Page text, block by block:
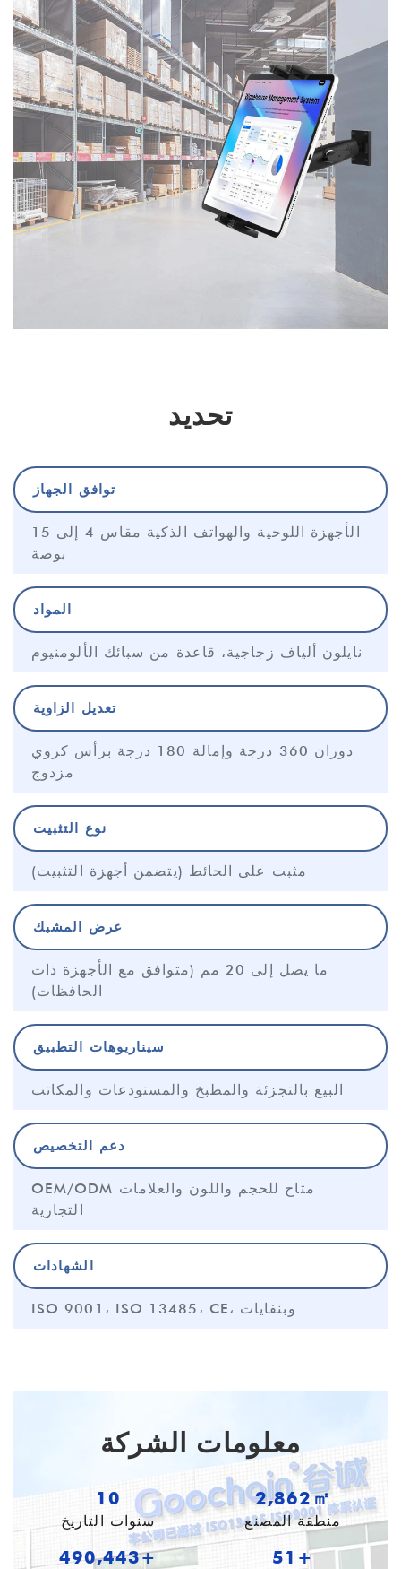
تحديد
توافق الجهاز
الأجهزة اللوحية والهواتف الذكية مقاس 4 إلى 15
بوصة
المواد
نايلون ألياف زجاجية، قاعدة من سبائك الألومنيوم
تعديل الزاوية
دوران 360 درجة وإمالة 180 درجة برأس كروي
مزدوج
نوع التثبيت
مثبت على الحائط (يتضمن أجهزة التثبيت)
عرض المشبك
ما يصل إلى 20 مم (متوافق مع الأجهزة ذات
الحافظات)
سيناريوهات التطبيق
البيع بالتجزئة والمطبخ والمستودعات والمكاتب
دعم التخصيص
OEM/ODM متاح للحجم واللون والعلامات
التجارية
الشهادات
ISO 9001، ISO 13485، CE، وبنفايات
معلومات الشركة
10
سنوات التاريخ
3,998㎡
منطقة المصنع
685,021+ 55+